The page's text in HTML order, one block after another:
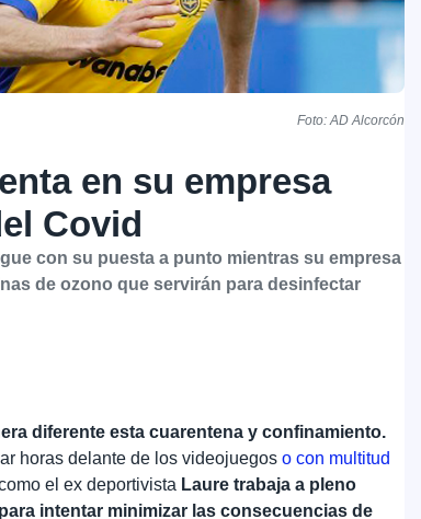
Foto: AD Alcorcón
en su empresa
Covid
con su puesta a punto mientras su empresa
de ozono que servirán para desinfectar
diferente esta cuarentena y confinamiento.
horas delante de los videojuegoso con multitud
el ex deportivista Laure trabaja a pleno
intentar minimizar las consecuencias de